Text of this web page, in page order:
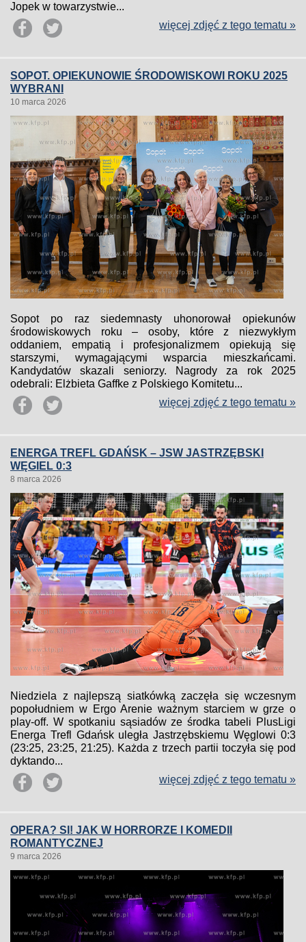
Jopek w towarzystwie...
więcej zdjęć z tego tematu »
SOPOT. OPIEKUNOWIE ŚRODOWISKOWI ROKU 2025
WYBRANI
10 marca 2026
Sopot po raz siedemnasty uhonorował opiekunów
środowiskowych roku – osoby, które z niezwykłym
oddaniem, empatią i profesjonalizmem opiekują się
starszymi, wymagającymi wsparcia mieszkańcami.
Kandydatów skazali seniorzy. Nagrody za rok 2025
odebrali: Elżbieta Gaffke z Polskiego Komitetu...
więcej zdjęć z tego tematu »
ENERGA TREFL GDAŃSK – JSW JASTRZĘBSKI
WĘGIEL 0:3
8 marca 2026
Niedziela z najlepszą siatkówką zaczęła się wczesnym
popołudniem w Ergo Arenie ważnym starciem w grze o
play-off. W spotkaniu sąsiadów ze środka tabeli PlusLigi
Energa Trefl Gdańsk uległa Jastrzębskiemu Węglowi 0:3
(23:25, 23:25, 21:25). Każda z trzech partii toczyła się pod
dyktando...
więcej zdjęć z tego tematu »
OPERA? SI! JAK W HORRORZE I KOMEDII
ROMANTYCZNEJ
9 marca 2026